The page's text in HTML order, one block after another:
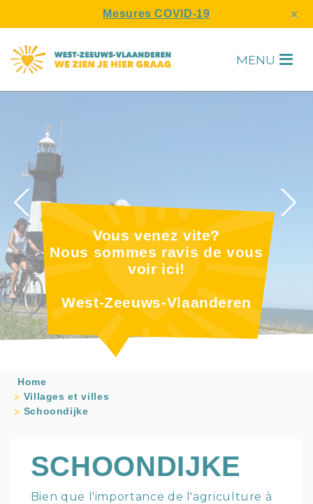
Mesures COVID-19 ×
MENU H
Vous venez vite?
Nous sommes ravis de vous
voir ici!
West-Zeeuws-Vlaanderen
Home
Villages et villes
Schoondijke
SCHOONDIJKE
Bien que l'importance de l'agriculture à